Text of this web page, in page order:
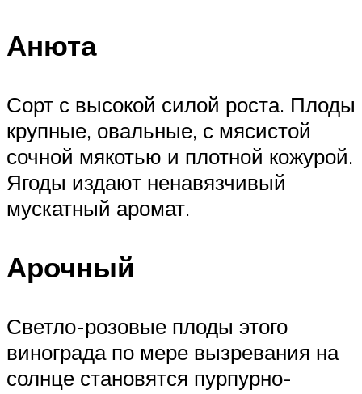
Анюта
Сорт с высокой силой роста. Плоды
крупные, овальные, с мясистой
сочной мякотью и плотной кожурой.
Ягоды издают ненавязчивый
мускатный аромат.
Арочный
Светло-розовые плоды этого
винограда по мере вызревания на
солнце становятся пурпурно-